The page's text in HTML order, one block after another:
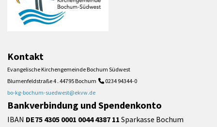
Kontakt
Evangelische Kirchengemeinde Bochum Südwest
Blumenfeldstraße 4 . 44795 Bochum  0234 94344-0
bo-kg-bochum-suedwest@ekvw.de
Bankverbindung und Spendenkonto
IBAN DE75 4305 0001 0044 4387 11 Sparkasse Bochum